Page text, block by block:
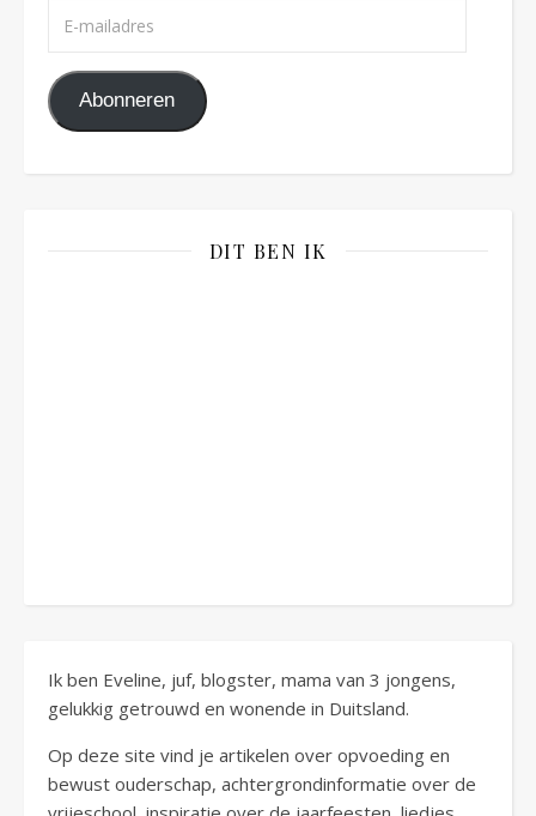
Abonneren
DIT BEN IK
Ik ben Eveline, juf, blogster, mama van 3 jongens,
gelukkig getrouwd en wonende in Duitsland.
Op deze site vind je artikelen over opvoeding en
bewust ouderschap, achtergrondinformatie over de